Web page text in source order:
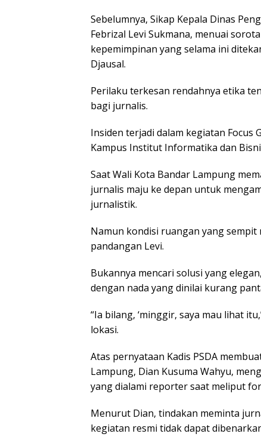
Sebelumnya, Sikap Kepala Dinas
Febrizal Levi Sukmana, menuai
kepemimpinan yang selama ini
Djausal.
Perilaku terkesan rendahnya etika
bagi jurnalis.
Insiden terjadi dalam kegiatan Focus
Kampus Institut Informatika dan
Saat Wali Kota Bandar Lampung
jurnalis maju ke depan untuk
jurnalistik.
Namun kondisi ruangan yang
pandangan Levi.
Bukannya mencari solusi yang
dengan nada yang dinilai kurang
“Ia bilang, ‘minggir, saya mau lihat
lokasi.
Atas pernyataan Kadis PSDA
Lampung, Dian Kusuma Wahyu,
yang dialami reporter saat meliput
Menurut Dian, tindakan meminta
kegiatan resmi tidak dapat